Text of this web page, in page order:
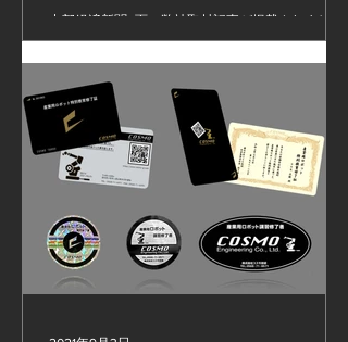
中部経済新聞4面に弊社取材記事が掲載されまし
た。 #無人化設備 #ロボット設備